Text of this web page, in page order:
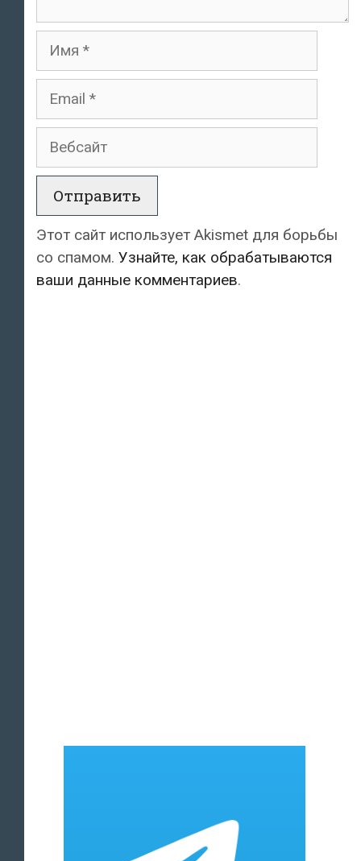
Имя
Email
Вебсайт
Этот сайт использует Akismet для борьбы
со спамом. Узнайте, как обрабатываются
ваши данные комментариев.